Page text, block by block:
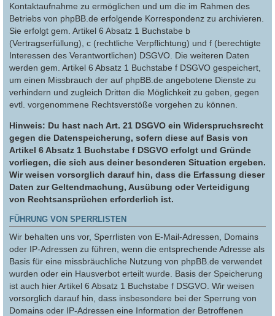
Kontaktaufnahme zu ermöglichen und um die im Rahmen des
Betriebs von phpBB.de erfolgende Korrespondenz zu archivieren.
Sie erfolgt gem. Artikel 6 Absatz 1 Buchstabe b
(Vertragserfüllung), c (rechtliche Verpflichtung) und f (berechtigte
Interessen des Verantwortlichen) DSGVO. Die weiteren Daten
werden gem. Artikel 6 Absatz 1 Buchstabe f DSGVO gespeichert,
um einen Missbrauch der auf phpBB.de angebotene Dienste zu
verhindern und zugleich Dritten die Möglichkeit zu geben, gegen
evtl. vorgenommene Rechtsverstöße vorgehen zu können.
Hinweis: Du hast nach Art. 21 DSGVO ein Widerspruchsrecht
gegen die Datenspeicherung, sofern diese auf Basis von
Artikel 6 Absatz 1 Buchstabe f DSGVO erfolgt und Gründe
vorliegen, die sich aus deiner besonderen Situation ergeben.
Wir weisen vorsorglich darauf hin, dass die Erfassung dieser
Daten zur Geltendmachung, Ausübung oder Verteidigung
von Rechtsansprüchen erforderlich ist.
FÜHRUNG VON SPERRLISTEN
Wir behalten uns vor, Sperrlisten von E-Mail-Adressen, Domains
oder IP-Adressen zu führen, wenn die entsprechende Adresse als
Basis für eine missbräuchliche Nutzung von phpBB.de verwendet
wurden oder ein Hausverbot erteilt wurde. Basis der Speicherung
ist auch hier Artikel 6 Absatz 1 Buchstabe f DSGVO. Wir weisen
vorsorglich darauf hin, dass insbesondere bei der Sperrung von
Domains oder IP-Adressen eine Information der Betroffenen